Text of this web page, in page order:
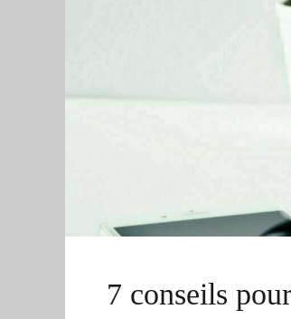
7 conseils